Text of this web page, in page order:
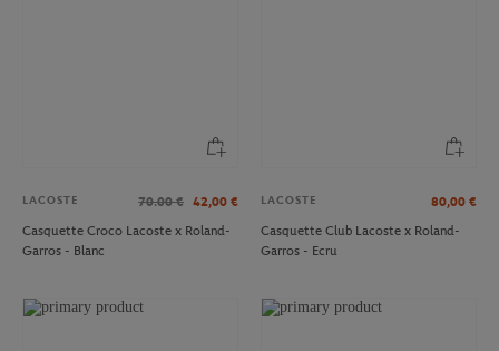
LACOSTE 70.00 € 42,00 €
Casquette Croco Lacoste x Roland-
Garros - Blanc
LACOSTE 80,00 €
Casquette Club Lacoste x Roland-
Garros - Ecru